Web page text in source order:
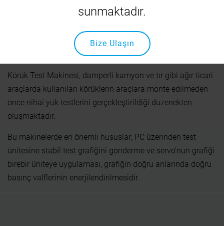
Körük Test Makinesi, damperli kamyon ve tır gibi ağır ticari
araçlarda kullanılan körüklerin araçlara monte edilmeden
önce nihai yük testlerini gerçekleştirildiği düzenekten
oluşmaktadır.
Bu makinelerde en önemli hususlar; PC üzerinden test
ünitesine stabil test grafiğini gönderme ve servo’nun grafiği
birebir üniteye uygulaması, grafiğin doğru anlarında doğru
basınç valflerinin enerjilendirilmesidir.
sunmaktadır.
Bize Ulaşın